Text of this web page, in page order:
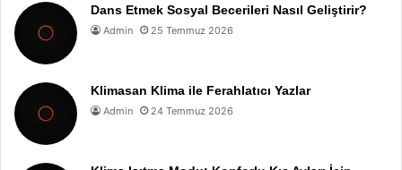
Dans Etmek Sosyal Becerileri Nasıl Geliştirir?
Admin 25 Temmuz 2026
Klimasan Klima ile Ferahlatıcı Yazlar
Admin 24 Temmuz 2026